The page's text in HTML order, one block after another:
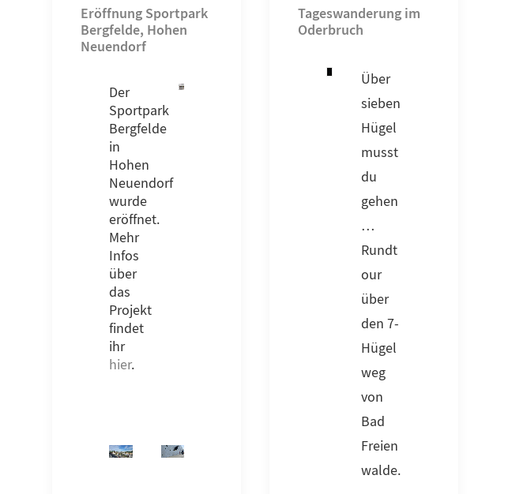
Eröffnung Sportpark
Bergfelde, Hohen
Neuendorf
Der
Sportpark
Bergfelde
in
Hohen
Neuendorf
wurde
eröffnet.
Mehr
Infos
über
das
Projekt
findet
ihr
hier.
Tageswanderung im
Oderbruch
Über
sieben
Hügel
musst
du
gehen
…
Rundt
our
über
den 7-
Hügel
weg
von
Bad
Freien
walde.